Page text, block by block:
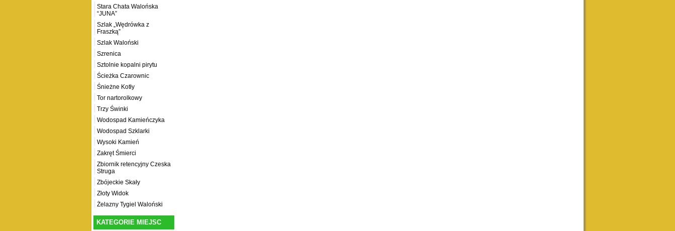
Stara Chata Walońska
“JUNA”
Szlak „Wędrówka z
Fraszką”
Szlak Waloński
Szrenica
Sztolnie kopalni pirytu
Ścieżka Czarownic
Śnieżne Kotły
Tor nartorolkowy
Trzy Świnki
Wodospad Kamieńczyka
Wodospad Szklarki
Wysoki Kamień
Zakręt Śmierci
Zbiornik retencyjny Czeska
Struga
Zbójeckie Skały
Złoty Widok
Żelazny Tygiel Waloński
KATEGORIE MIEJSC